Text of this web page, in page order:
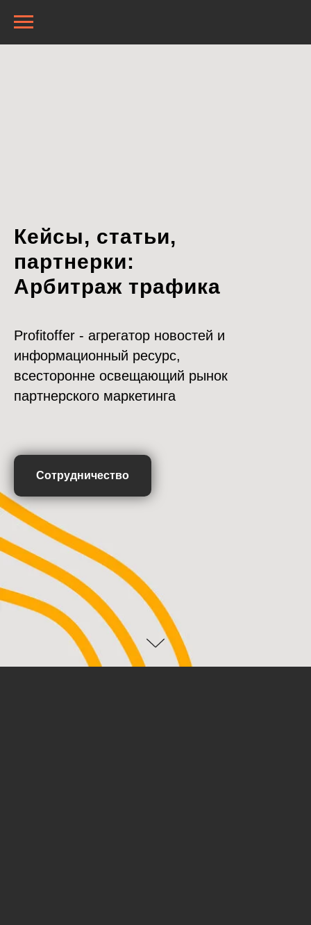
Кейсы, статьи,
партнерки:
Арбитраж трафика
Profitoffer - агрегатор новостей и
информационный ресурс,
всесторонне освещающий рынок
партнерского маркетинга
Сотрудничество